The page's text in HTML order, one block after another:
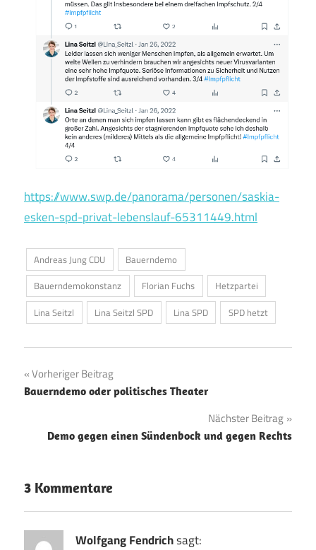
https://www.swp.de/panorama/personen/saskia-
esken-spd-privat-lebenslauf-65311449.html
Andreas Jung CDU
Bauerndemo
Bauerndemokonstanz
Florian Fuchs
Hetzpartei
Lina Seitzl
Lina Seitzl SPD Lina SPD SPD hetzt
Beitragsnavigation
Vorheriger Beitrag
Bauerndemo oder politisches Theater
Nächster Beitrag
Demo gegen einen Sündenbock und gegen Rechts
3 Kommentare
Wolfgang Fendrichsagt: